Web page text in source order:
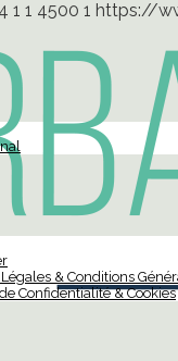
1 1 4500 1 https://
& Conditions
Confidentialité & Cookies